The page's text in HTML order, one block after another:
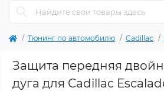
Тюнинг по автомобилю Cadillac
Защита передняя
дуга для Cadillac